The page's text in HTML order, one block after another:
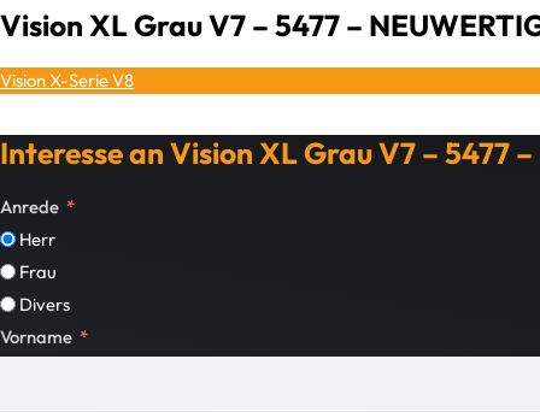
Vision XL Grau V7 – 5477 –
Vision X-Serie V8
Interesse an Vision XL Grau V7 – 5477
Anrede
Herr
Frau
Divers
Vorname